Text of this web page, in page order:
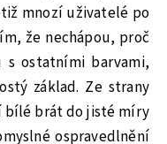
mnozí uživatelé po
že nechápou, proč
s ostatními barvami,
základ. Ze strany
bílé brát do jisté míry
ospravedlnění